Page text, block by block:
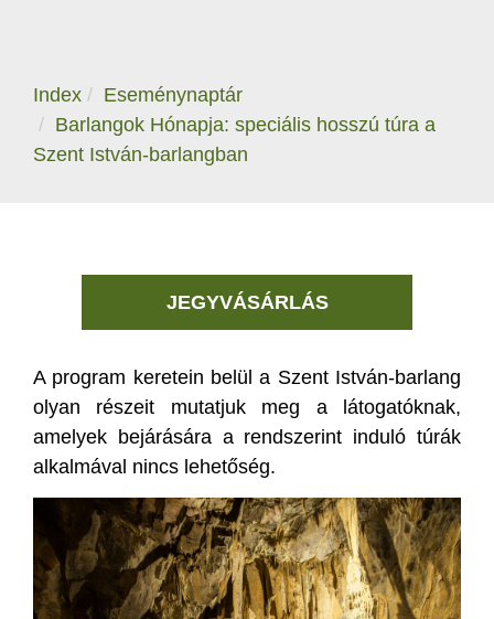
Index
Eseménynaptár
Barlangok Hónapja: speciális hosszú túra a
Szent István-barlangban
JEGYVÁSÁRLÁS
A program keretein belül a Szent István-barlang
olyan részeit mutatjuk meg a látogatóknak,
amelyek bejárására a rendszerint induló túrák
alkalmával nincs lehetőség.